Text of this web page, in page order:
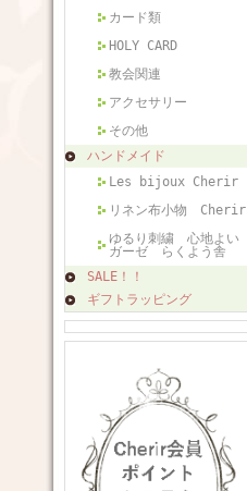
カード類
HOLY CARD
教会関連
アクセサリー
その他
ハンドメイド
Les bijoux Cherir
リネン布小物 Cherir
ゆるり刺繍 心地よい
ガーゼ らくよう舎
SALE！！
ギフトラッピング